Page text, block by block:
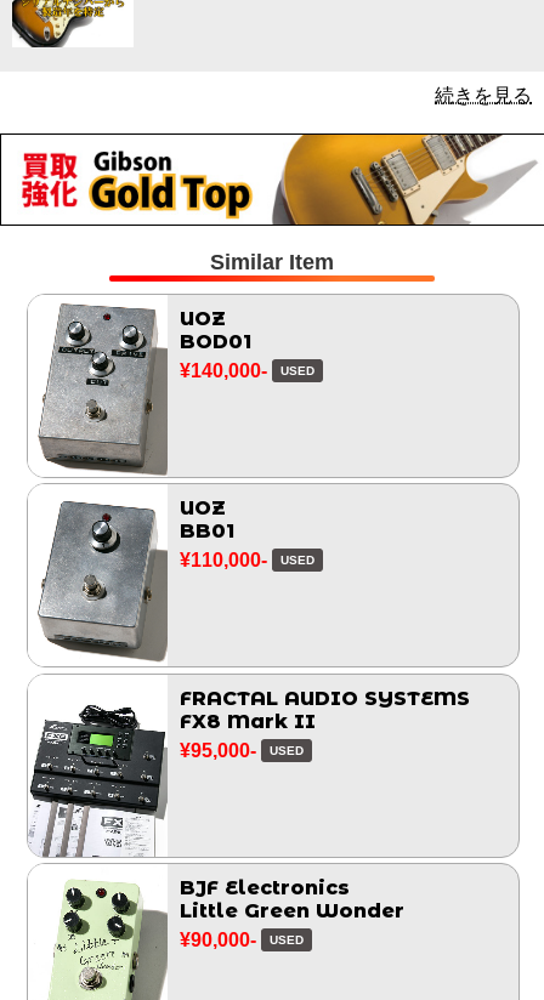
続きを見る
Similar Item
UOZ
BOD01
¥140,000- USED
UOZ
BB01
¥110,000- USED
FRACTAL AUDIO SYSTEMS
FX8 Mark II
¥95,000- USED
BJF Electronics
Little Green Wonder
¥90,000- USED